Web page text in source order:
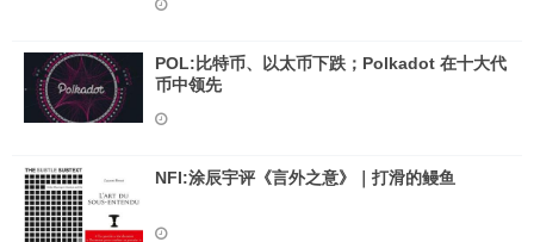
POL:比特币、以太币下跌；Polkadot 在十大代
币中领先
NFI:涂辰宇评《言外之意》｜打滑的鳗鱼